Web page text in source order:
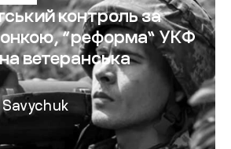
контроль за
“реформа” УКФ
ветеранська
Savychuk